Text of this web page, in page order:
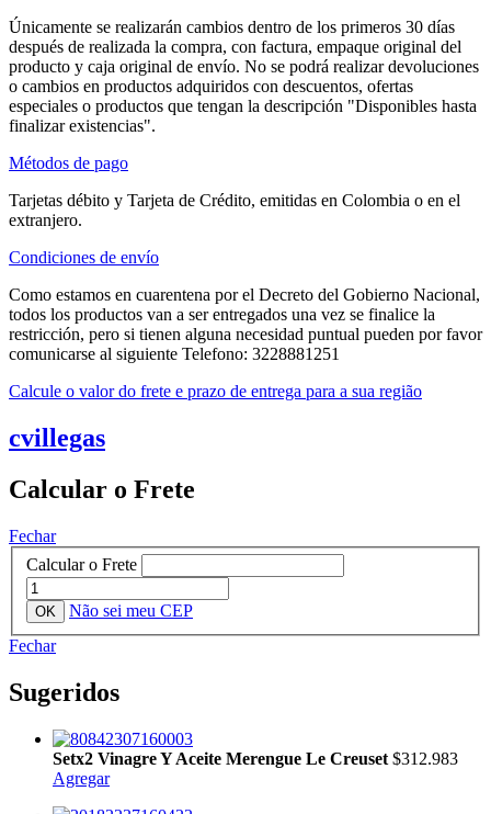
Únicamente se realizarán cambios dentro de los primeros 30 días
después de realizada la compra, con factura, empaque original del
producto y caja original de envío. No se podrá realizar devoluciones
o cambios en productos adquiridos con descuentos, ofertas
especiales o productos que tengan la descripción "Disponibles hasta
finalizar existencias".
Métodos de pago
Tarjetas débito y Tarjeta de Crédito, emitidas en Colombia o en el
extranjero.
Condiciones de envío
Como estamos en cuarentena por el Decreto del Gobierno Nacional,
todos los productos van a ser entregados una vez se finalice la
restricción, pero si tienen alguna necesidad puntual pueden por favor
comunicarse al siguiente Telefono: 3228881251
Calcule o valor do frete e prazo de entrega para a sua região
cvillegas
Calcular o Frete
Fechar
Calcular o Frete
Não sei meu CEP
Fechar
Sugeridos
Setx2 Vinagre Y Aceite Merengue Le Creuset $312.983
Agregar